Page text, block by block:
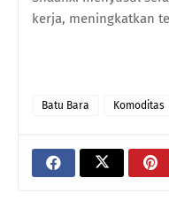
kerja, meningkatkan
Batu Bara Komoditas